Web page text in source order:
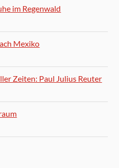
im Regenwald
Mexiko
Zeiten: Paul Julius Reuter